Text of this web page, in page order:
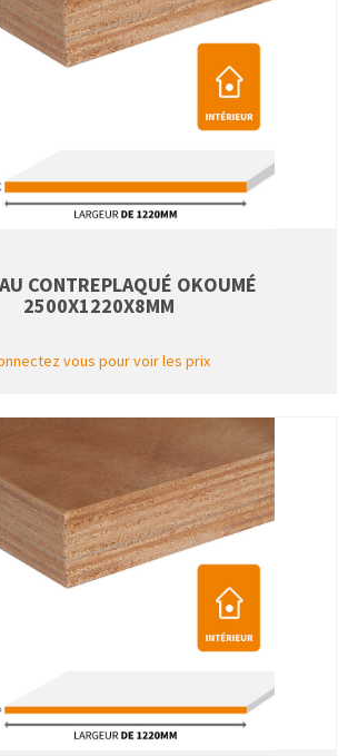
CONTREPLAQUÉ OKOUMÉ
2500X1220X8MM
vous pour voir les prix